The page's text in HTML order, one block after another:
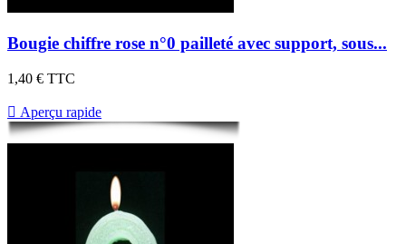
Bougie chiffre rose n°0 pailleté avec support, sous...
1,40 € TTC
 Aperçu rapide